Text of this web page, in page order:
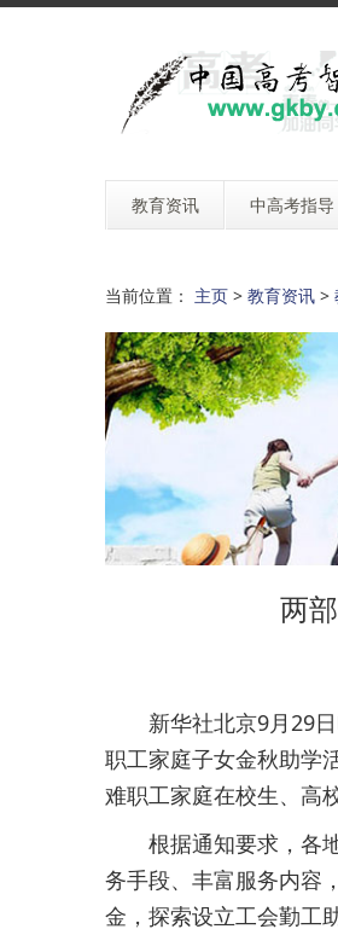
教育资讯 中高考指导
当前位置： 主页 > 教育资讯 >
两
新华社北京9月29日
职工家庭子女金秋助学
难职工家庭在校生、高
根据通知要求，各地
务手段、丰富服务内容
金，探索设立工会勤工